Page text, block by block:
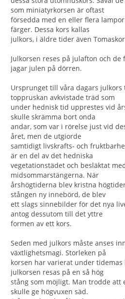
som miniatyrkorsen är oftast
försedda med en eller flera
färger. Dessa kors kallas
julkors, i äldre tider även
Julkorsen reses på julafton och
jagar julen på dörren.
Ursprunget till våra dagars julkors
toppruskan avkvistade träd som
under hednisk tid upprestes vid
skulle skrämma bort onda
andar, som var i rörelse just vid
året, men de utgiorde
samtidigt livskrafts- och
är en del av det hedniska
vegetationstädet och besläktat
midsommarstängerna. När
årshögtiderna blev kristna
stången ny innebörd, de blev
ett slags sinnebilder för det nya
antog dessutom till det yttre
formen av ett kors.
Seden med julkors måste anses
växtlighetsmagi. Storleken på
korsen har varierat under tidemas
julkorsen resas på en så hög
stång som möjligt. Man trodde att
skulle ge högvuxen säd.